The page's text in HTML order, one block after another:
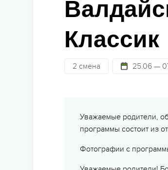
Детям 13-15 лет
Детям 16 лет и старше
Лагеря для студентов
Школам
Фото и
Классик
2 смена 25.06 —
Уважаемые родители,
программы состоит из
Фотографии с